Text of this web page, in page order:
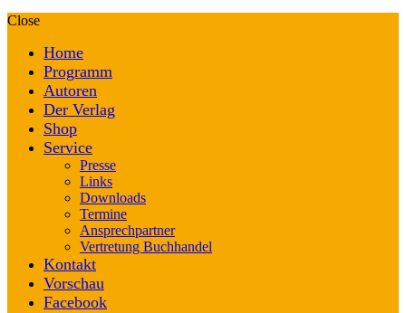
Close
Home
Programm
Autoren
Der Verlag
Shop
Service
Presse
Links
Downloads
Termine
Ansprechpartner
Vertretung Buchhandel
Kontakt
Vorschau
Facebook